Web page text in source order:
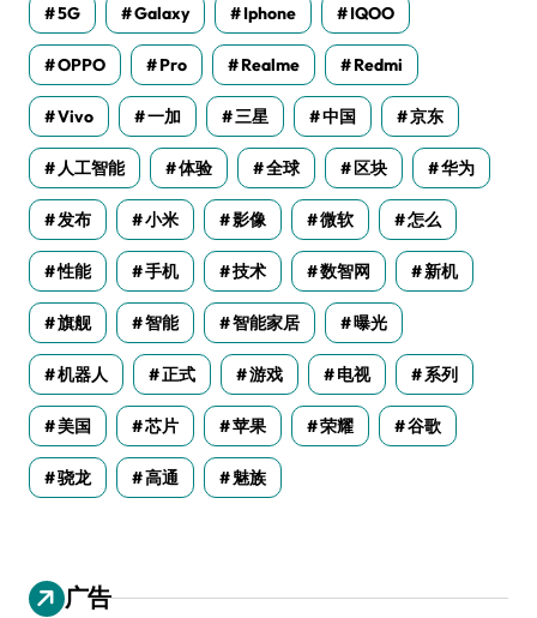
5G Galaxy Iphone IQOO
OPPO Pro Realme Redmi
Vivo 一加 三星 中国 京东
人工智能 体验 全球 区块 华为
发布 小米 影像 微软 怎么
性能 手机 技术 数智网 新机
旗舰 智能 智能家居 曝光
机器人 正式 游戏 电视 系列
美国 芯片 苹果 荣耀 谷歌
骁龙 高通 魅族
广告